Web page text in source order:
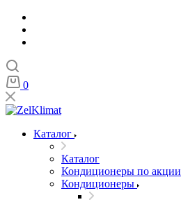
0
Каталог
Каталог
Кондиционеры по акции
Кондиционеры